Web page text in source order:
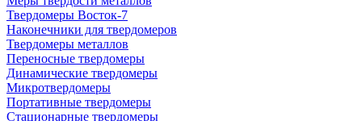
Твердомеры Восток-7
Наконечники для твердомеров
Твердомеры металлов
Переносные твердомеры
Динамические твердомеры
Микротвердомеры
Портативные твердомеры
Стационарные твердомеры